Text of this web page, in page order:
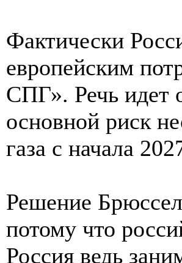
Фактически
европейским
СПГ». Речь идет
основной риск
газа с начала
Решение
потому что
Россия ведь